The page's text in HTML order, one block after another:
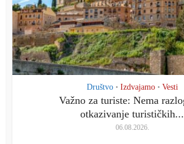
Društvo • Izdvajamo • Vesti
Važno za turiste: Nema
otkazivanje turističkih...
06.08.2026.